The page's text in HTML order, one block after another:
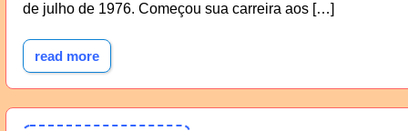
de julho de 1976. Começou sua carreira aos […]
read more